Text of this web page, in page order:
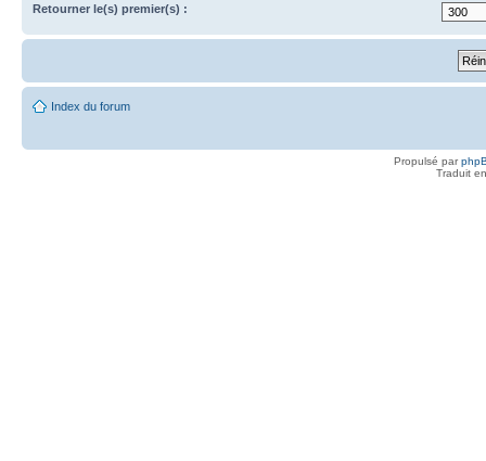
Retourner le(s) premier(s) :
Index du forum
Propulsé par
Traduit